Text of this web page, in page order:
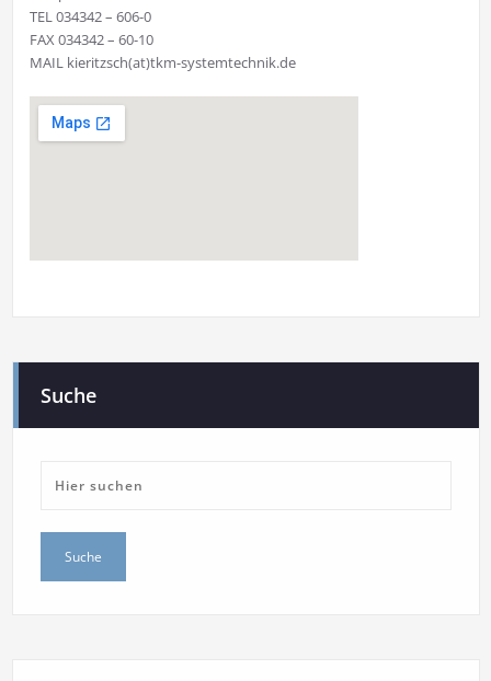
TEL 034342 – 606-0
FAX 034342 – 60-10
MAIL kieritzsch(at)tkm-systemtechnik.de
Suche